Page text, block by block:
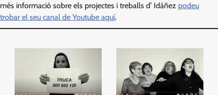
més informació sobre els projectes i treballs d’ Idáñez podeu
trobar el seu canal de Youtube aquí.